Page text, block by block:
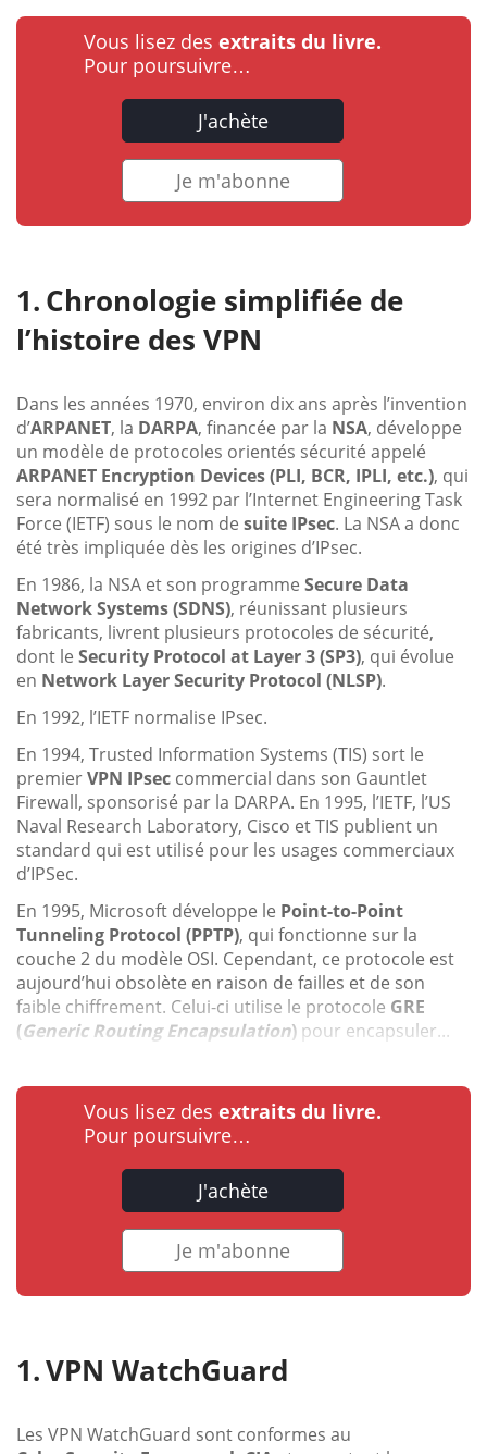
Vous lisez des extraits du livre.
Pour poursuivre…
J'achète
Je m'abonne
Chronologie simplifiée de
l’histoire des VPN
Dans les années 1970, environ dix ans après l’invention
d’ARPANET, la DARPA, financée par la NSA, développe
un modèle de protocoles orientés sécurité appelé
ARPANET Encryption Devices (PLI, BCR, IPLI, etc.), qui
sera normalisé en 1992 par l’Internet Engineering Task
Force (IETF) sous le nom de suite IPsec. La NSA a donc
été très impliquée dès les origines d’IPsec.
En 1986, la NSA et son programme Secure Data
Network Systems (SDNS), réunissant plusieurs
fabricants, livrent plusieurs protocoles de sécurité,
dont le Security Protocol at Layer 3 (SP3), qui évolue
en Network Layer Security Protocol (NLSP).
En 1992, l’IETF normalise IPsec.
En 1994, Trusted Information Systems (TIS) sort le
premierVPN IPsec commercial dans son Gauntlet
Firewall, sponsorisé par la DARPA. En 1995, l’IETF, l’US
Naval Research Laboratory, Cisco et TIS publient un
standard qui est utilisé pour les usages commerciaux
d’IPSec.
En 1995, Microsoft développe le Point-to-Point
Tunneling Protocol (PPTP), qui fonctionne sur la
couche 2 du modèle OSI. Cependant, ce protocole est
aujourd’hui obsolète en raison de failles et de son
faible chiffrement. Celui-ci utilise le protocole GRE
(Generic Routing Encapsulation) pour encapsuler...
Vous lisez des extraits du livre.
Pour poursuivre…
J'achète
Je m'abonne
VPN WatchGuard
Les VPN WatchGuard sont conformes au